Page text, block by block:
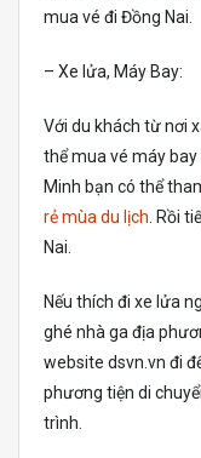
mua vé đi Đồng Nai.
– Xe lửa, Máy Bay:
Với du khách từ nơi
thể mua vé máy bay
Minh bạn có thể
rẻ mùa du lịch . Rồi
Nai.
Nếu thích đi xe lửa
ghé nhà ga địa
website dsvn.vn đi
phương tiện di
trình.